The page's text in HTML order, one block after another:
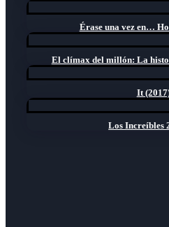
Érase una vez en…
El clímax del millón: La
It
Los Increíbles